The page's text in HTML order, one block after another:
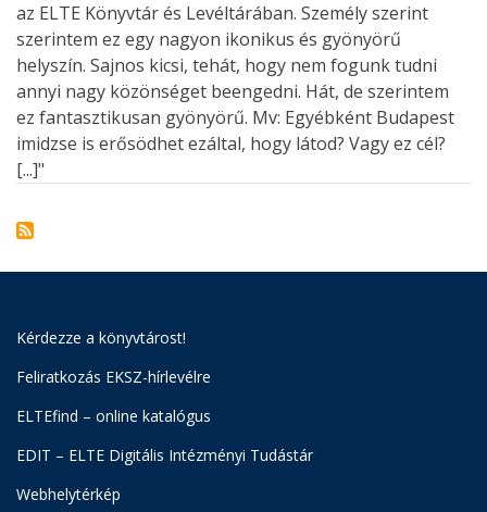
az ELTE Könyvtár és Levéltárában. Személy szerint
szerintem ez egy nagyon ikonikus és gyönyörű
helyszín. Sajnos kicsi, tehát, hogy nem fogunk tudni
annyi nagy közönséget beengedni. Hát, de szerintem
ez fantasztikusan gyönyörű. Mv: Egyébként Budapest
imidzse is erősödhet ezáltal, hogy látod? Vagy ez cél?
[...]"
Kérdezze a könyvtárost!
Feliratkozás EKSZ-hírlevélre
ELTEfind – online katalógus
EDIT – ELTE Digitális Intézményi Tudástár
Webhelytérkép